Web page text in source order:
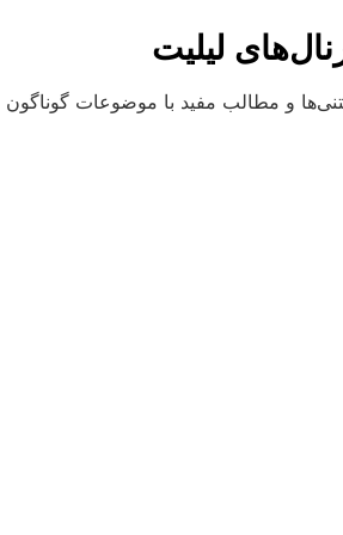
لیلیت
و مطالب مفید با موضوعات گوناگون